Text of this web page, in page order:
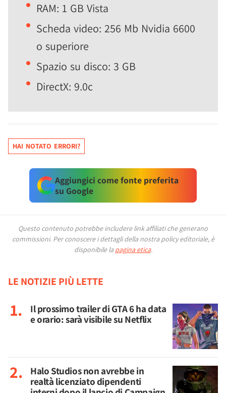
RAM: 1 GB Vista
Scheda video: 256 Mb Nvidia 6600
o superiore
Spazio su disco: 3 GB
DirectX: 9.0c
HAI NOTATO ERRORI?
Aggiungici come fonte preferita
su Google
Questo contenuto potrebbe includere link affiliati che generano
commissioni. Per conoscere i dettagli della nostra policy editoriale, è
disponibile la pagina etica.
LE NOTIZIE PIÙ LETTE
Il prossimo trailer di GTA 6 ha data
e orario: sarà visibile su Netflix
Halo Studios non avrebbe in
realtà licenziato dipendenti